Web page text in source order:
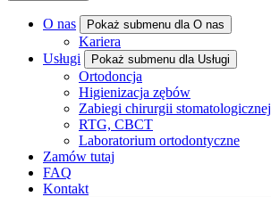
O nas Pokaż submenu dla O nas
Kariera
Usługi
Pokaż submenu dla Usługi
Ortodoncja
Higienizacja zębów
Zabiegi chirurgii stomatologicznej
RTG, CBCT
Laboratorium ortodontyczne
Zamów tutaj
FAQ
Kontakt